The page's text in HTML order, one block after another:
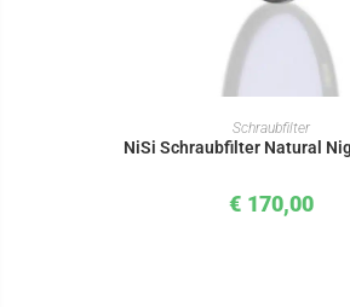
IN DEN WARENKORB
Schraubfilter
NiSi Schraubfilter Natural
€ 170,00